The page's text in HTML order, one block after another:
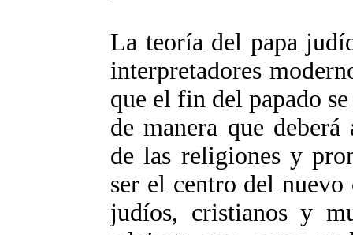
La teoría del papa
interpretadores
que el fin del papado
de manera que
de las religiones y
ser el centro del
judíos, cristianos y